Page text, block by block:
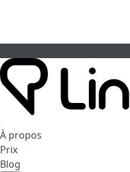
À propos
Prix
Blog